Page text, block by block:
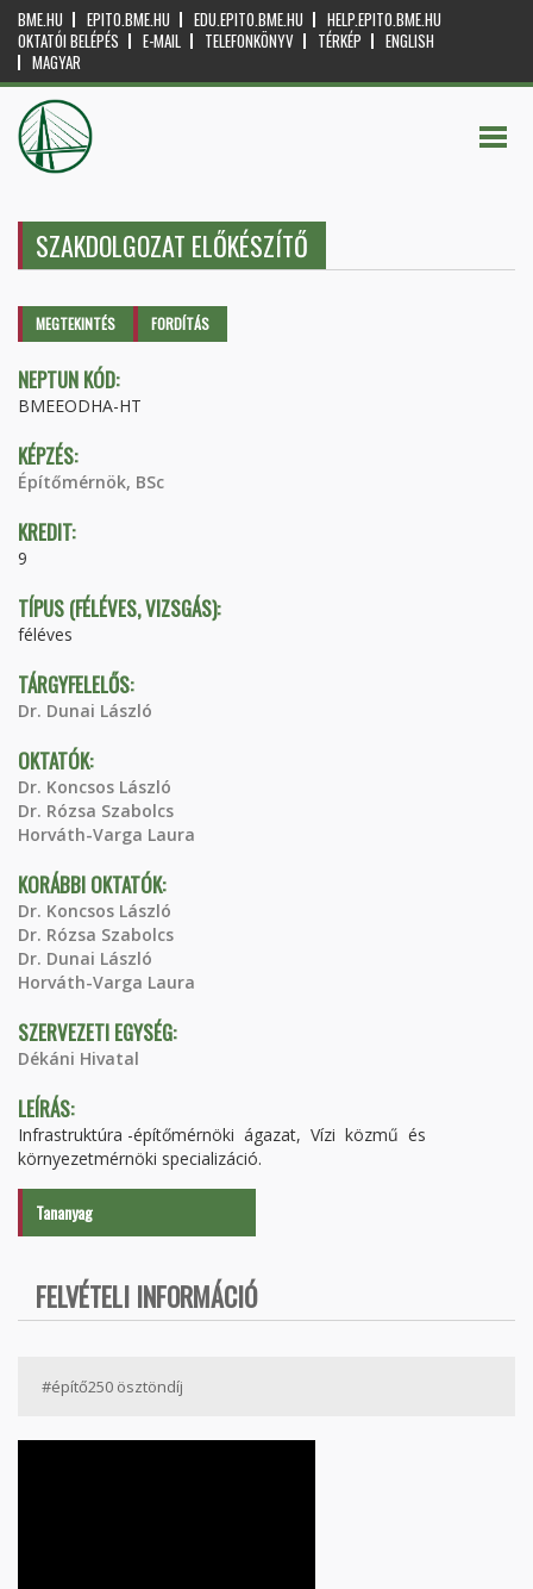
BME.HU EPITO.BME.HU EDU.EPITO.BME.HU
HELP.EPITO.BME.HU
OKTATÓI BELÉPÉS
E-MAIL TELEFONKÖNYV TÉRKÉP
ENGLISH
MAGYAR
SZAKDOLGOZAT ELŐKÉSZÍTŐ
Elsődleges fülek
MEGTEKINTÉS (AKTÍVFORDÍTÁS
NEPTUN KÓD:
BMEEODHA-HT
KÉPZÉS:
Építőmérnök, BSc
KREDIT:
9
TÍPUS (FÉLÉVES, VIZSGÁS):
féléves
TÁRGYFELELŐS:
Dr. Dunai László
OKTATÓK:
Dr. Koncsos László
Dr. Rózsa Szabolcs
Horváth-Varga Laura
KORÁBBI OKTATÓK:
Dr. Koncsos László
Dr. Rózsa Szabolcs
Dr. Dunai László
Horváth-Varga Laura
SZERVEZETI EGYSÉG:
Dékáni Hivatal
LEÍRÁS:
Infrastruktúra -építőmérnöki ágazat, Vízi közmű és
környezetmérnöki specializáció.
Tananyag
FELVÉTELI INFORMÁCIÓ
#építő250 ösztöndíj